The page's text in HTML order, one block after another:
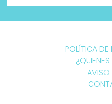
POLÍTICA DE
AVISO